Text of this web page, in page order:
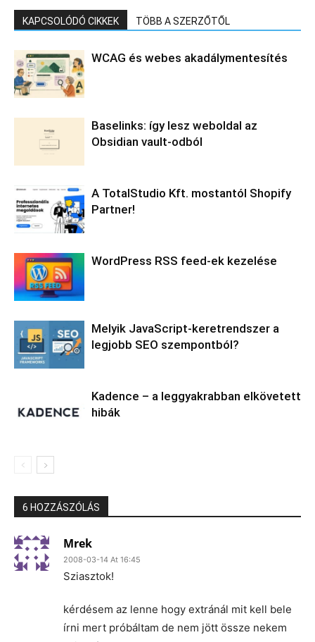
KAPCSOLÓDÓ CIKKEK TÖBB A SZERZŐTŐL
WCAG és webes akadálymentesítés
Baselinks: így lesz weboldal az
Obsidian vault-odból
A TotalStudio Kft. mostantól Shopify
Partner!
WordPress RSS feed-ek kezelése
Melyik JavaScript-keretrendszer a
legjobb SEO szempontból?
Kadence – a leggyakrabban elkövetett
hibák
6 HOZZÁSZÓLÁS
Mrek
2008-03-14 At 16:45
Sziasztok!
kérdésem az lenne hogy extránál mit kell bele
írni mert próbáltam de nem jött össze nekem